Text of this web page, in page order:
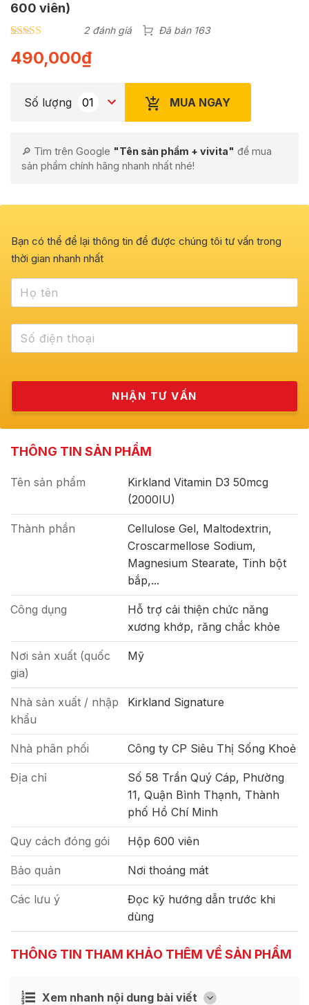
600 viên)
dựa trên
đánh giá
2 đánh giá Đã bán 163
490,000₫
Số lượng MUA NGAY
🔎 Tìm trên Google "Tên sản phẩm + vivita" để mua
sản phẩm chính hãng nhanh nhất nhé!
Bạn có thể để lại thông tin để được chúng tôi tư vấn trong
thời gian nhanh nhất
THÔNG TIN SẢN PHẨM
Tên sản phẩm
Kirkland Vitamin D3 50mcg
(2000IU)
Thành phần
Cellulose Gel, Maltodextrin,
Croscarmellose Sodium,
Magnesium Stearate, Tinh bột
bắp,...
Công dụng
Hỗ trợ cải thiện chức năng
xương khớp, răng chắc khỏe
Nơi sản xuất (quốc
gia)
Mỹ
Nhà sản xuất / nhập
khẩu
Kirkland Signature
Nhà phân phối Công ty CP Siêu Thị Sống Khoẻ
Địa chỉ
Số 58 Trần Quý Cáp, Phường
11, Quận Bình Thạnh, Thành
phố Hồ Chí Minh
Quy cách đóng gói Hộp 600 viên
Bảo quản Nơi thoáng mát
Các lưu ý
Đọc kỹ hướng dẫn trước khi
dùng
THÔNG TIN THAM KHẢO THÊM VỀ SẢN PHẨM
Xem nhanh nội dung bài viết [
Ẩn